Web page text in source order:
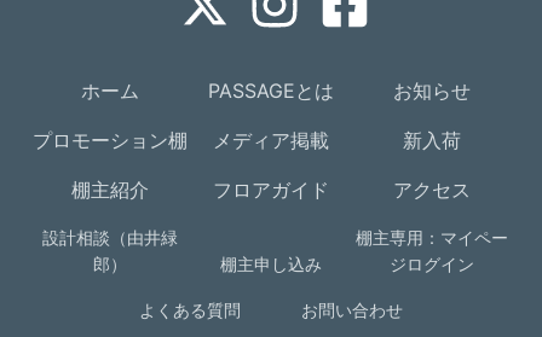
ホーム PASSAGEとは お知らせ
プロモーション棚 メディア掲載 新入荷
棚主紹介 フロアガイド アクセス
設計相談（由井緑
郎）
棚主申し込み
棚主専用：マイペー
ジログイン
よくある質問 お問い合わせ